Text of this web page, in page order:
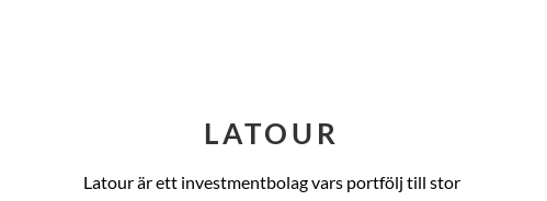
LATOUR
Latour är ett investmentbolag vars portfölj till stor